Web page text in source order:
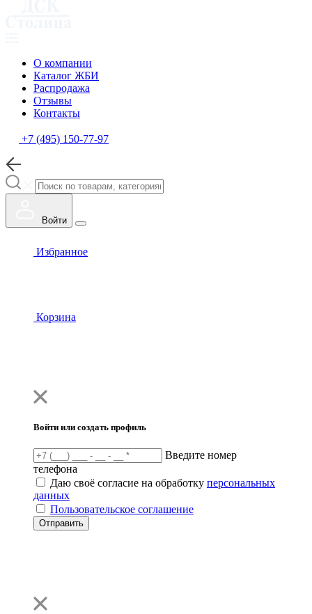
О компании
Каталог ЖБИ
Распродажа
Отзывы
Контакты
+7 (495) 150-77-97
Войти
Избранное
Корзина
Войти или создать профиль
Введите номер
телефона
Даю своё согласие на обработку персональных
данных
Пользовательское соглашение
Отправить